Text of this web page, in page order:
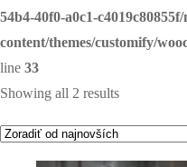
54b4-40f0-a0c1-
content/themes/customify/
line 33
Showing all 2 results